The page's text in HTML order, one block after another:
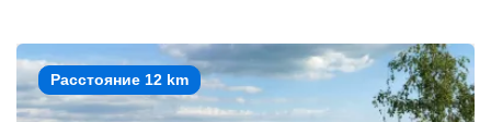
Расстояние 12 km